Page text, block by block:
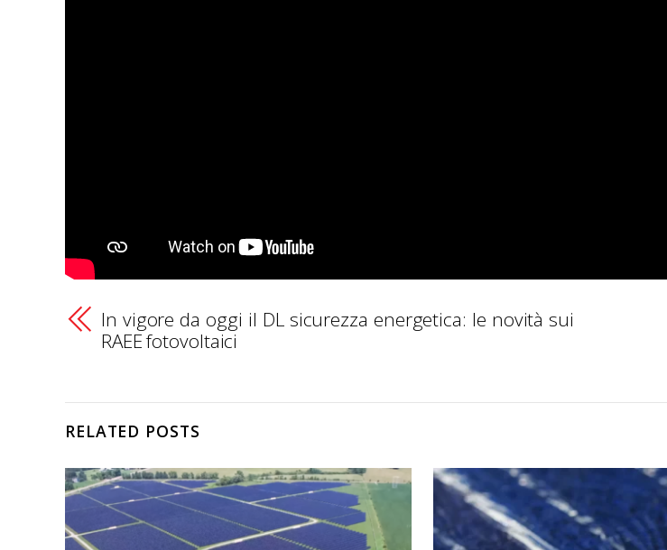
In vigore da oggi il DL sicurezza energetica: le novità sui
RAEE fotovoltaici
RELATED POSTS